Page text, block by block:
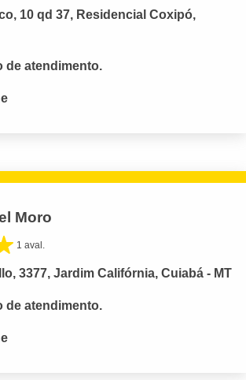
10 qd 37, Residencial Coxipó,
de atendimento.
Moro
1 aval.
3377, Jardim Califórnia, Cuiabá - MT
de atendimento.